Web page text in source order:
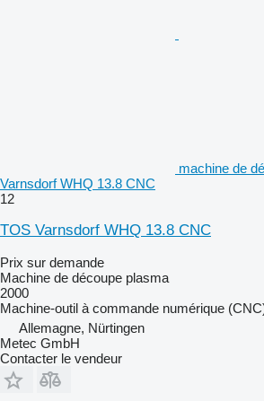
machine de
Varnsdorf WHQ 13.8 CNC
12
TOS Varnsdorf WHQ 13.8 CNC
Prix sur demande
Machine de découpe plasma
2000
Machine-outil à commande numérique
Allemagne, Nürtingen
Metec GmbH
Contacter le vendeur